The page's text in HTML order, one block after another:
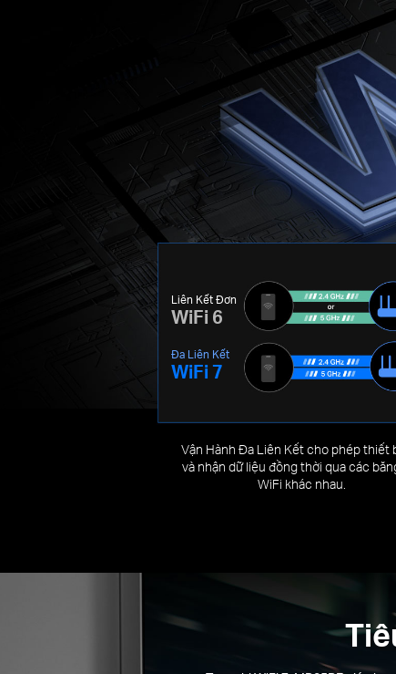
Liên Kết Đơn
WiFi 6
Đa Liên Kết
WiFi 7
Vận Hành Đa Liên Kết cho phép thiết
và nhận dữ liệu đồng thời qua các
WiFi khác nhau.